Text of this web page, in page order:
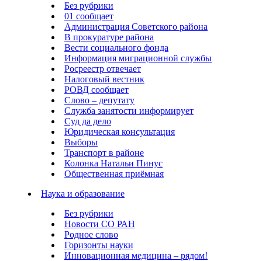
Без рубрики
01 сообщает
Администрация Советского района
В прокуратуре района
Вести социального фонда
Информация миграционной службы
Росреестр отвечает
Налоговый вестник
РОВД сообщает
Слово – депутату
Служба занятости информирует
Суд да дело
Юридическая консультация
Выборы
Транспорт в районе
Колонка Натальи Пинус
Общественная приёмная
Наука и образование
Без рубрики
Новости СО РАН
Родное слово
Горизонты науки
Инновационная медицина – рядом!